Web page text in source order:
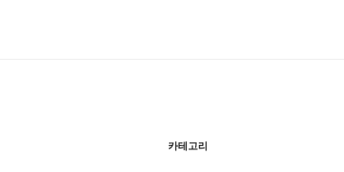
카테고리